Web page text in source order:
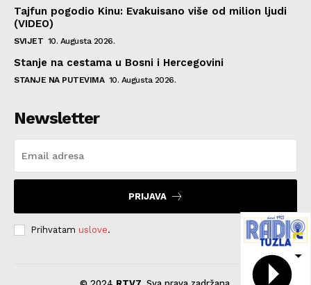
Tajfun pogodio Kinu: Evakuisano više od milion ljudi
(VIDEO)
SVIJET 10. Augusta 2026.
Stanje na cestama u Bosni i Hercegovini
STANJE NA PUTEVIMA 10. Augusta 2026.
Newsletter
PRIJAVA
Prihvatam uslove.